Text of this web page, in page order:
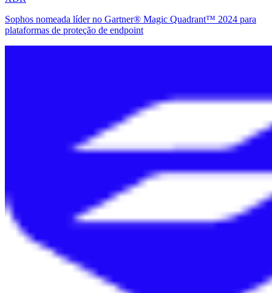
Sophos nomeada líder no Gartner®️ Magic Quadrant™️ 2024 para
plataformas de proteção de endpoint